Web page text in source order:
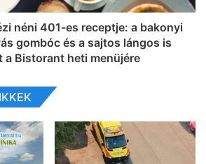
néni 401-es receptje: a bakonyi
gombóc és a sajtos lángos is
a Bistorant heti menüjére